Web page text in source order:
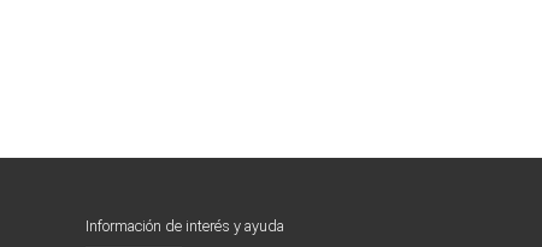
Información de interés y ayuda